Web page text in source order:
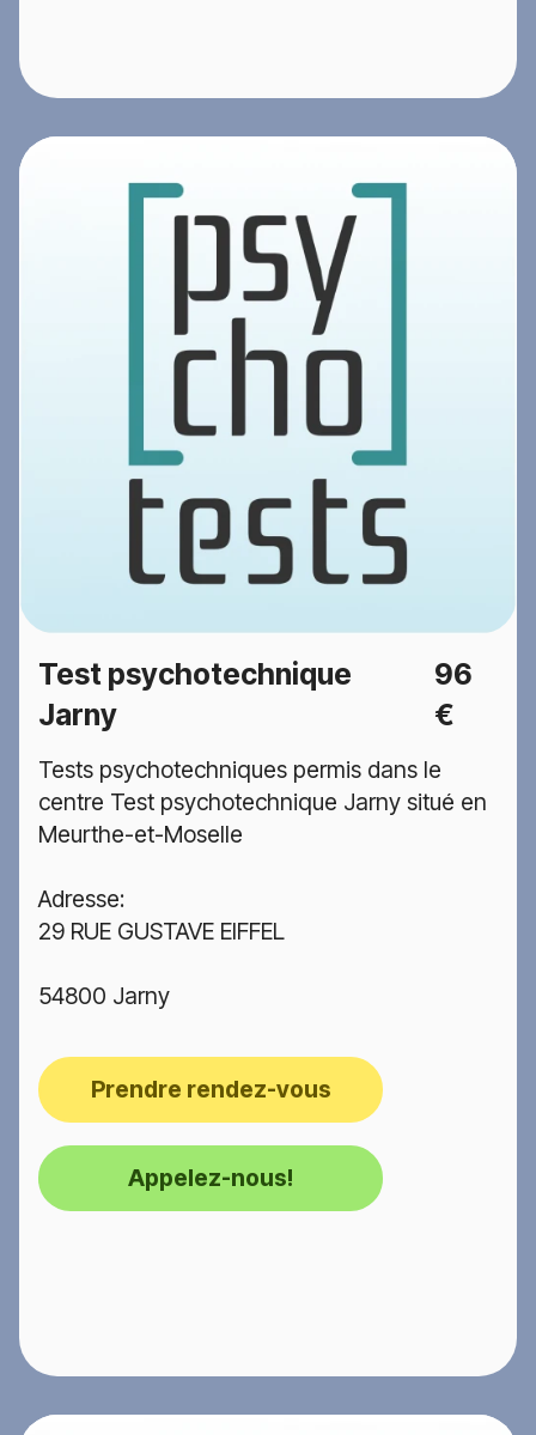
Test psychotechnique
Jarny
96
€
Tests psychotechniques permis dans le
centre Test psychotechnique Jarny situé en
Meurthe-et-Moselle
Adresse:
29 RUE GUSTAVE EIFFEL
54800 Jarny
Prendre rendez-vous
Appelez-nous!